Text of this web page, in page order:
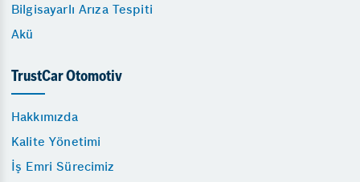
Bilgisayarlı Arıza Tespiti
Akü
TrustCar Otomotiv
Hakkımızda
Kalite Yönetimi
İş Emri Sürecimiz